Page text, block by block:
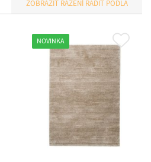
RADIŤ PODĽA
NOVINKA